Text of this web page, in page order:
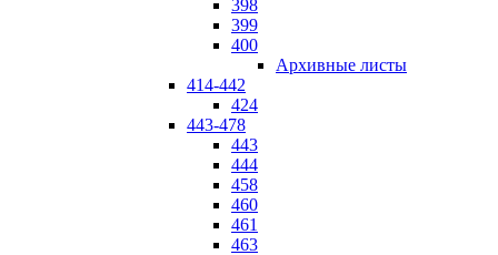
398
399
400
Архивные листы
414-442
424
443-478
443
444
458
460
461
463